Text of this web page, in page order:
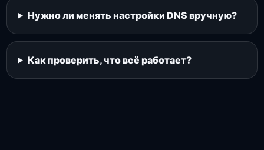
Нужно ли менять настройки DNS вручную?
Как проверить, что всё работает?